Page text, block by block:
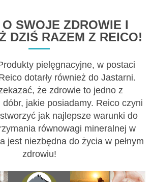
SWOJE ZDROWIE I
DZIŚ RAZEM Z REICO!
pielęgnacyjne, w postaci
dotarły również do Jastarni.
że zdrowie to jedno z
jakie posiadamy. Reico czyni
jak najlepsze warunki do
równowagi mineralnej w
jest niezbędna do życia w pełnym
zdrowiu!